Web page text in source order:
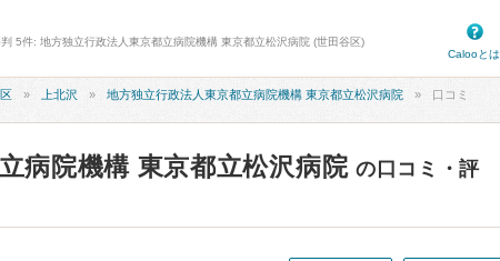
5件: 地方独立行政法人東京都立病院機構 東京都立松沢病院 (世田谷区)
Calooとは
上北沢 地方独立行政法人東京都立病院機構 東京都立松沢病院 口コミ
病院機構 東京都立松沢病院 の口コミ・評